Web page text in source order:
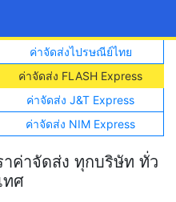
ค่าจัดส่งไปรษณีย์ไทย
ค่าจัดส่ง FLASH Express
ค่าจัดส่ง J&T Express
ค่าจัดส่ง NIM Express
าค่าจัดส่ง ทุกบริษัท ทั่ว
ทศ